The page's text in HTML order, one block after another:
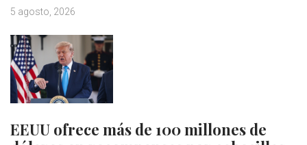
5 agosto, 2026
EEUU ofrece más de 100 millones de